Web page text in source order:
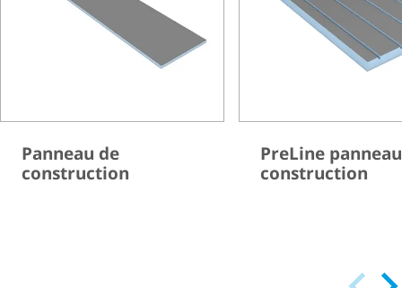
Panneau de
construction
PreLine
construction